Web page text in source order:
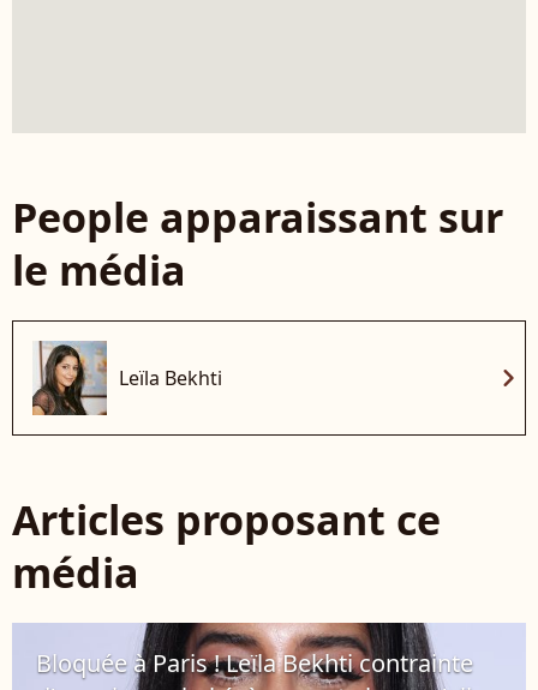
People apparaissant sur
le média
Leïla Bekhti chevron_right
Articles proposant ce
média
Bloquée à Paris ! Leïla Bekhti contrainte